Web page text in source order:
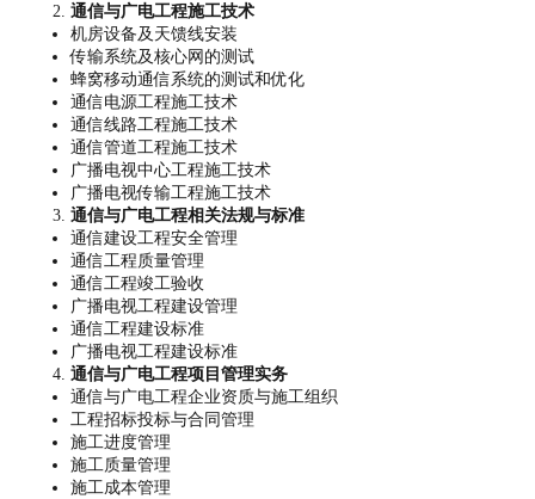
通信与广电工程施工技术
机房设备及天馈线安装
传输系统及核心网的测试
蜂窝移动通信系统的测试和优化
通信电源工程施工技术
通信线路工程施工技术
通信管道工程施工技术
广播电视中心工程施工技术
广播电视传输工程施工技术
通信与广电工程相关法规与标准
通信建设工程安全管理
通信工程质量管理
通信工程竣工验收
广播电视工程建设管理
通信工程建设标准
广播电视工程建设标准
通信与广电工程项目管理实务
通信与广电工程企业资质与施工组织
工程招标投标与合同管理
施工进度管理
施工质量管理
施工成本管理